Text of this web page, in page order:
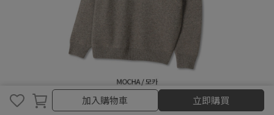
取消 完成
加入購物車 立即購買